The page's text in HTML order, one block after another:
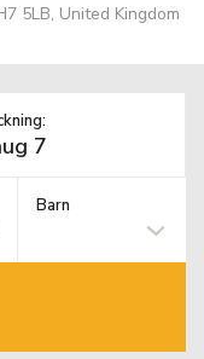
5LB, United Kingdom
Barn